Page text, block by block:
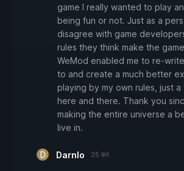
game I really wanted to play
being fun or not. Just as a
disagree with game
rules they think make the
WeMod enabled me to re-
to and create a much better
playing by my own rules, just
here and there. Thank you
making the entire universe a
live in.
Darnlo 25 फ़र.